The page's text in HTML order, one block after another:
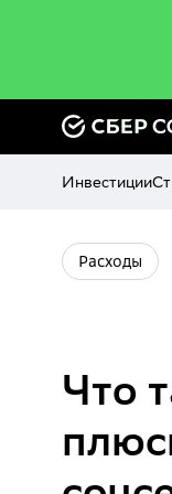
Инвестиции
Расходы
Что